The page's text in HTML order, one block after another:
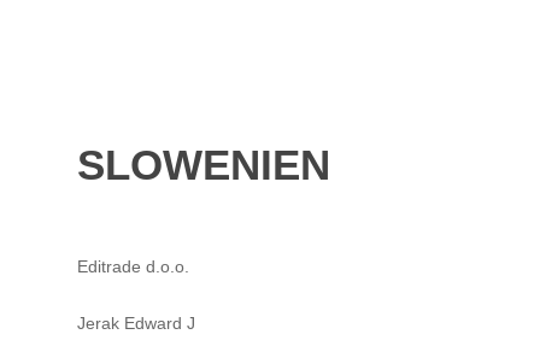
SLOWENIEN
Editrade d.o.o.
Jerak Edward J